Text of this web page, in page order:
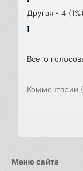
Другая - 4 (1%)
Всего
Комментарии
Меню сайта